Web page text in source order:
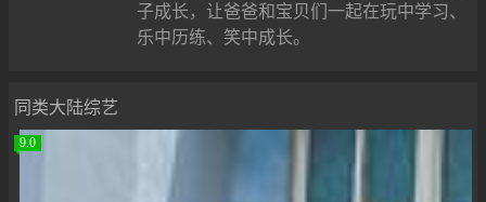
子成长，让爸爸和宝贝们一起在玩中学习、
乐中历练、笑中成长。
同类大陆综艺
9.0